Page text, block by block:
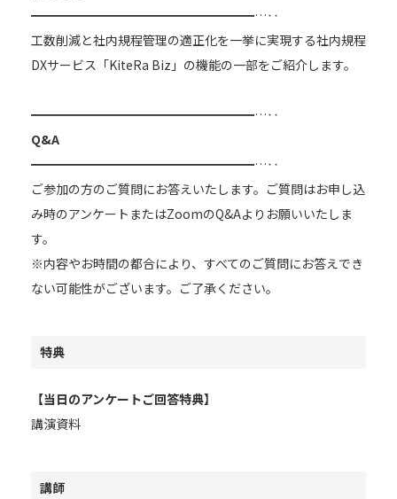
━━━━━━━━━━━━━━━━━━…‥
工数削減と社内規程管理の適正化を一挙に実現する社内規程
DXサービス「KiteRa Biz」の機能の一部をご紹介します。
━━━━━━━━━━━━━━━━━━…‥
Q&A
━━━━━━━━━━━━━━━━━━…‥
ご参加の方のご質問にお答えいたします。ご質問はお申し込
み時のアンケートまたはZoomのQ&Aよりお願いいたしま
す。
※内容やお時間の都合により、すべてのご質問にお答えでき
ない可能性がございます。ご了承ください。
特典
【当日のアンケートご回答特典】
講演資料
講師